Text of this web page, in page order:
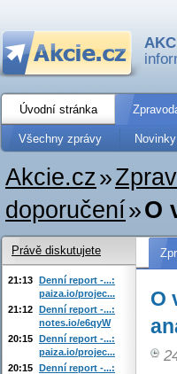
Úvodní stránka
Všechny zprávy
Akcie.cz»
doporučení»O
O
Právě diskutujete
21:13 Denní report -...:
paiza.io/projec...
21:12 Denní report -...:
notes.io/e6qyW
20:15 Denní report -...:
paiza.io/projec...
20:15 Denní report -...: